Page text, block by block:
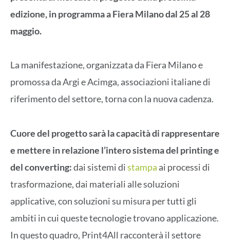
edizione, in programma a Fiera Milano dal 25 al 28
maggio.
La manifestazione, organizzata da Fiera Milano e
promossa da Argi e Acimga, associazioni italiane di
riferimento del settore, torna con la nuova cadenza.
Cuore del progetto sarà la capacità di rappresentare
e mettere in relazione l’intero sistema del printing e
del converting:dai sistemi distampa ai processi di
trasformazione, dai materiali alle soluzioni
applicative, con soluzioni su misura per tutti gli
ambiti in cui queste tecnologie trovano applicazione.
In questo quadro, Print4All racconterà il settore